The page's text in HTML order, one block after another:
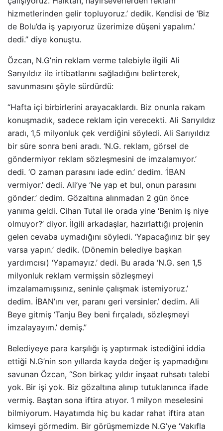
hizmetlerinden gelir topluyoruz.’ dedik. Kendisi de ‘Biz
de Bolu’da iş yapıyoruz üzerimize düşeni yapalım.’
dedi.” diye konuştu.
Özcan, N.G’nin reklam verme talebiyle ilgili Ali
Sarıyıldız ile irtibatlarını sağladığını belirterek,
savunmasını şöyle sürdürdü:
“Hafta içi birbirlerini arayacaklardı. Biz onunla rakam
konuşmadık, sadece reklam için verecekti. Ali Sarıyıldız
aradı, 1,5 milyonluk çek verdiğini söyledi. Ali Sarıyıldız
bir süre sonra beni aradı. ‘N.G. reklam, görsel de
göndermiyor reklam sözleşmesini de imzalamıyor.’
dedi. ‘O zaman parasını iade edin.’ dedim. ‘İBAN
vermiyor.’ dedi. Ali’ye ‘Ne yap et bul, onun parasını
gönder.’ dedim. Gözaltına alınmadan 2 gün önce
yanıma geldi. Cihan Tutal ile orada yine ‘Benim iş niye
olmuyor?’ diyor. İlgili arkadaşlar, hazırlattığı projenin
gelen cevaba uymadığını söyledi. ‘Yapacağınız bir şey
varsa yapın.’ dedik. (Dönemin belediye başkan
yardımcısı) ‘Yapamayız.’ dedi. Bu arada ‘N.G. sen 1,5
milyonluk reklam vermişsin sözleşmeyi
imzalamamışsınız, seninle çalışmak istemiyoruz.’
dedim. İBAN’ını ver, paranı geri versinler.’ dedim. Ali
Beye gitmiş ‘Tanju Bey beni fırçaladı, sözleşmeyi
imzalayayım.’ demiş.”
Belediyeye para karşılığı iş yaptırmak istediğini iddia
ettiği N.G’nin son yıllarda kayda değer iş yapmadığını
savunan Özcan, “Son birkaç yıldır inşaat ruhsatı talebi
yok. Bir işi yok. Biz gözaltına alınıp tutuklanınca ifade
vermiş. Baştan sona iftira atıyor. 1 milyon meselesini
bilmiyorum. Hayatımda hiç bu kadar rahat iftira atan
kimseyi görmedim. Bir görüşmemizde N.G’ye ‘Vakıfla